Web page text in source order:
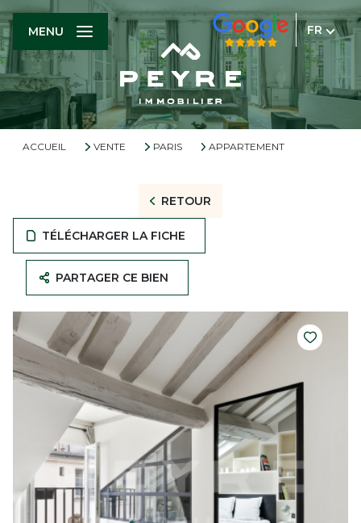
FR
MENU
ACCUEIL VENTE PARIS APPARTEMENT
RETOUR
TÉLÉCHARGER LA FICHE
PARTAGER CE BIEN